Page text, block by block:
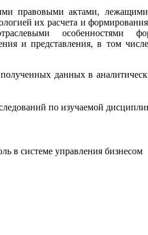
правовыми актами,
их расчета и
особенностями
и представления, в том
данных в
по изучаемой
в системе управления бизнесом